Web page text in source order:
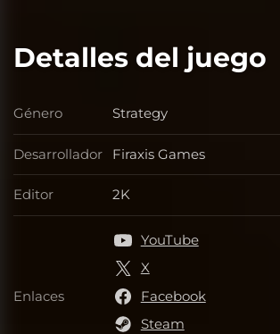
Detalles del juego
Género Género
Strategy
Desarrollador Desarrollador
Firaxis Games
Editor Editor
2K
Enlaces Enlaces
YouTube
X
Facebook
Steam